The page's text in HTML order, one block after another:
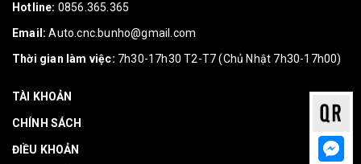
Hotline: 0856.365.365
Email: Auto.cnc.bunho@gmail.com
Thời gian làm việc: 7h30-17h30 T2-T7 (Chủ Nhật 7h30-17h00)
TÀI KHOẢN
CHÍNH SÁCH
ĐIỀU KHOẢN